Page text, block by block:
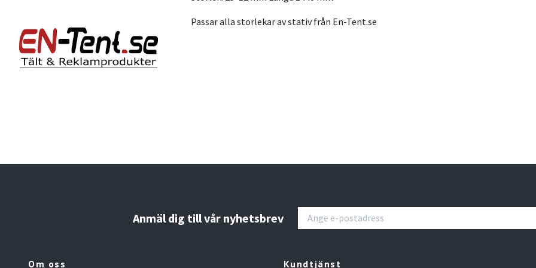
Passar alla storlekar av stativ från En-Tent.se
Anmäl dig till vår nyhetsbrev
Om oss Kundtjänst